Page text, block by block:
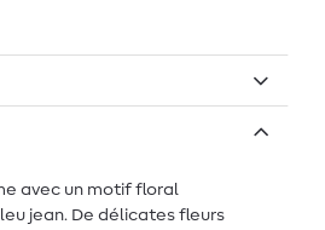
avec un motif floral
jean. De délicates fleurs